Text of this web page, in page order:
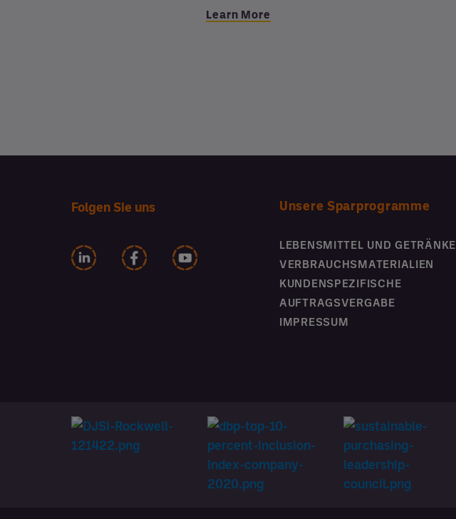
Learn More
Folgen Sie uns Unsere Sparprogramme
LEBENSMITTEL UND GETRÄNKE
VERBRAUCHSMATERIALIEN
KUNDENSPEZIFISCHE
AUFTRAGSVERGABE
IMPRESSUM